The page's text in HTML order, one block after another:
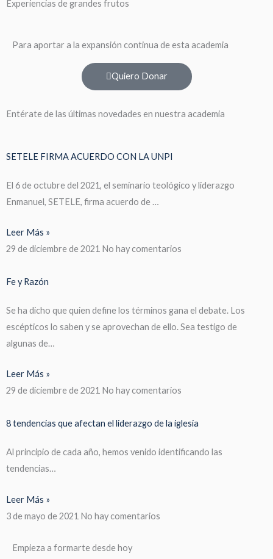
Experiencias de grandes frutos
Para aportar a la expansión continua de esta academia
Quiero Donar
Entérate de las últimas novedades en nuestra academia
SETELE FIRMA ACUERDO CON LA UNPI
El 6 de octubre del 2021, el seminario teológico y liderazgo
Enmanuel, SETELE, firma acuerdo de …
Leer Más »
29 de diciembre de 2021 No hay comentarios
Fe y Razón
Se ha dicho que quien define los términos gana el debate. Los
escépticos lo saben y se aprovechan de ello. Sea testigo de
algunas de…
Leer Más »
29 de diciembre de 2021 No hay comentarios
8 tendencias que afectan el liderazgo de la iglesia
Al principio de cada año, hemos venido identificando las
tendencias…
Leer Más »
3 de mayo de 2021 No hay comentarios
Empieza a formarte desde hoy